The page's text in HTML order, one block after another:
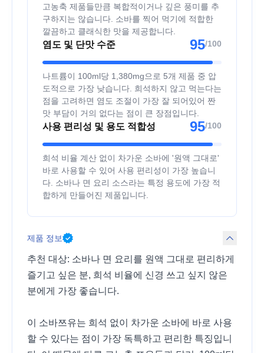
고농축 제품들만큼 복합적이거나 깊은 풍미를 추
구하지는 않습니다. 소바를 찍어 먹기에 적합한
깔끔하고 클래식한 맛을 제공합니다.
염도 및 단맛 수준 95/100
나트륨이 100ml당 1,380mg으로 5개 제품 중 압
도적으로 가장 낮습니다. 희석하지 않고 먹는다는
점을 고려하면 염도 조절이 가장 잘 되어있어 짠
맛 부담이 거의 없다는 점이 큰 장점입니다.
사용 편리성 및 용도 적합성 95/100
희석 비율 계산 없이 차가운 소바에 '원액 그대로'
바로 사용할 수 있어 사용 편리성이 가장 높습니
다. 소바나 면 요리 소스라는 특정 용도에 가장 적
합하게 만들어진 제품입니다.
제품 정보
추천 대상: 소바나 면 요리를 원액 그대로 편리하게
즐기고 싶은 분, 희석 비율에 신경 쓰고 싶지 않은
분에게 가장 좋습니다.
이 소바쯔유는 희석 없이 차가운 소바에 바로 사용
할 수 있다는 점이 가장 독특하고 편리한 특징입니